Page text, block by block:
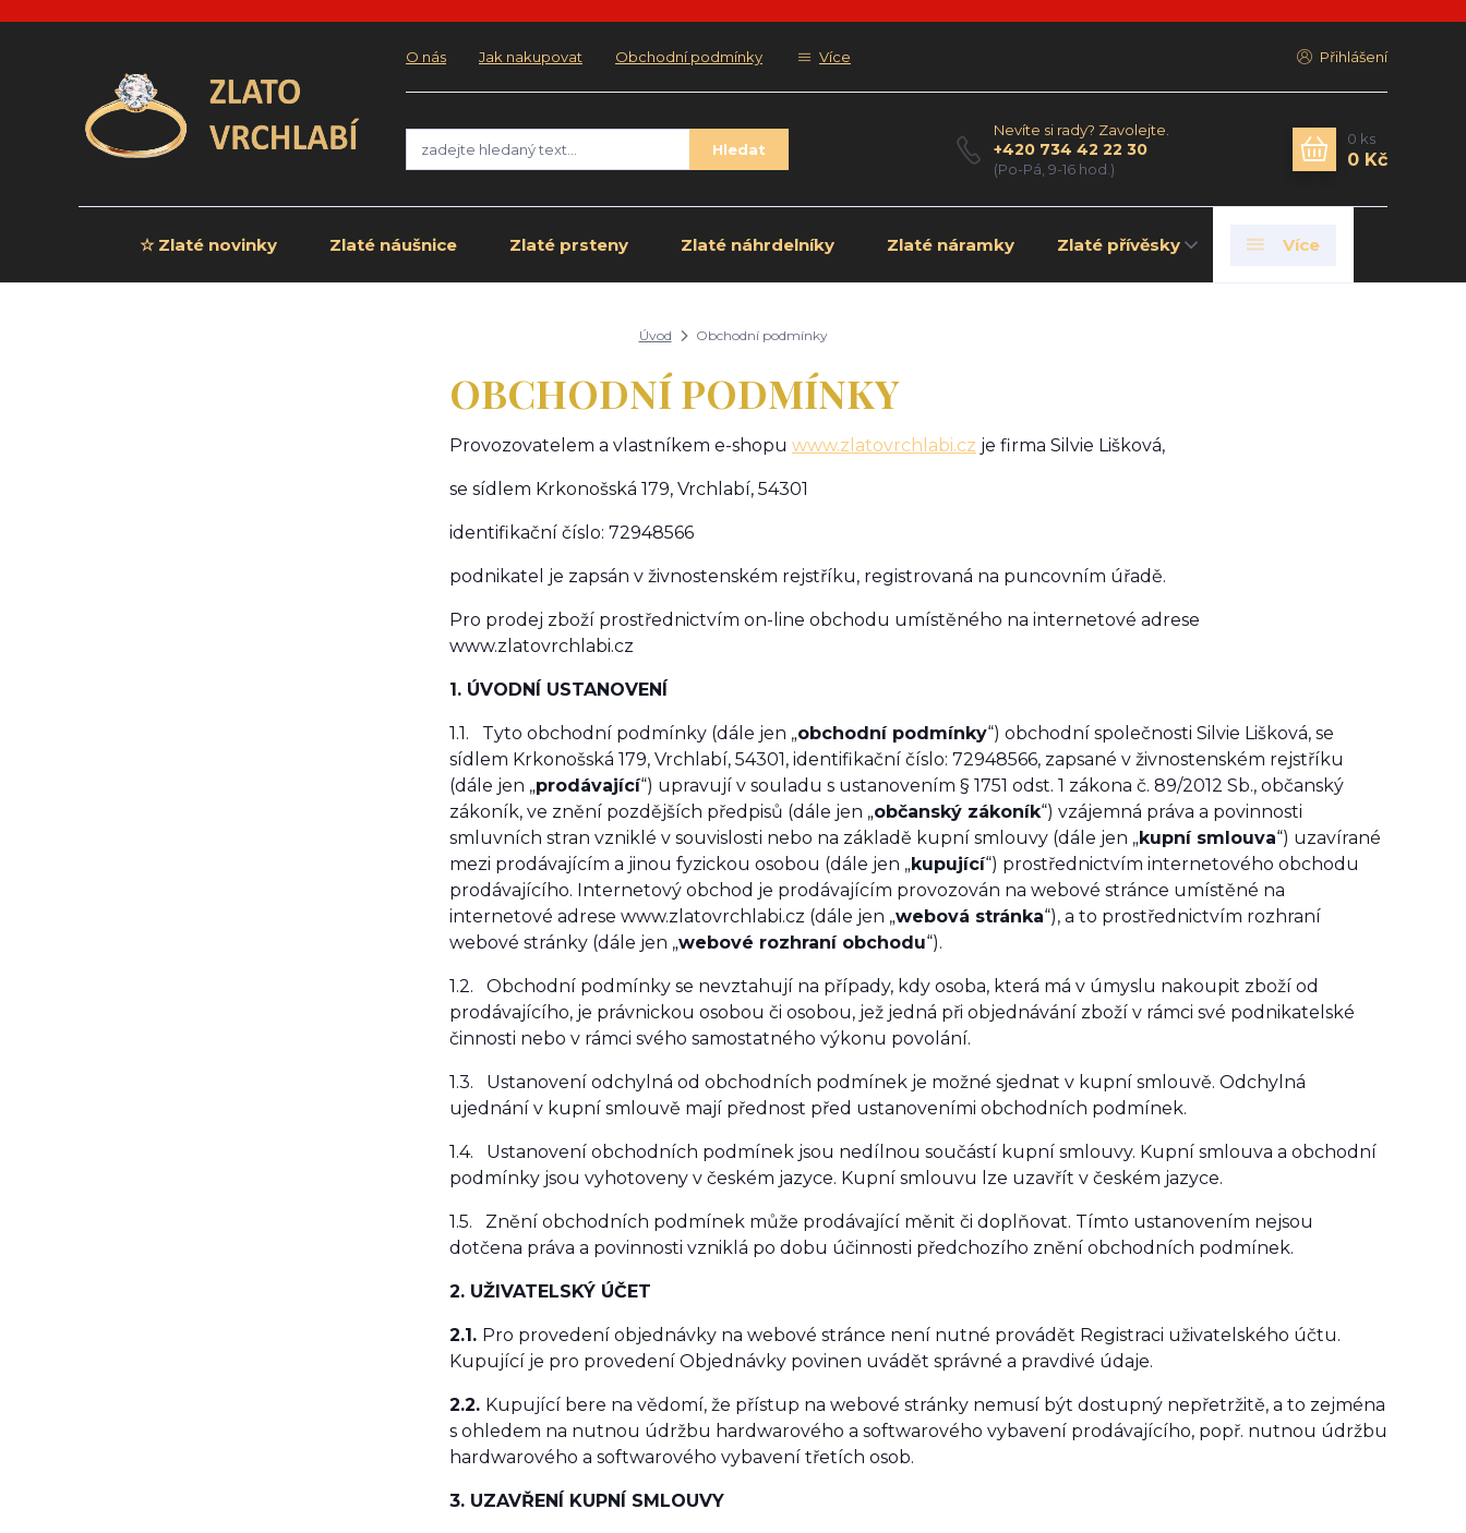
O nás Jak nakupovat Obchodní podmínky Více Přihlášení
Hledat
Nevíte si rady? Zavolejte.
+420 734 42 22 30
(Po-Pá, 9-16 hod.)
0 ks
0 Kč
☆ Zlaté novinky Zlaté náušnice Zlaté prsteny Zlaté náhrdelníky Zlaté náramky Zlaté přívěsky Více
Úvod Obchodní podmínky
OBCHODNÍ PODMÍNKY
Provozovatelem a vlastníkem e-shopu www.zlatovrchlabi.cz je firma Silvie Lišková,
se sídlem Krkonošská 179, Vrchlabí, 54301
identifikační číslo: 72948566
podnikatel je zapsán v živnostenském rejstříku, registrovaná na puncovním úřadě.
Pro prodej zboží prostřednictvím on-line obchodu umístěného na internetové adrese
www.zlatovrchlabi.cz
1. ÚVODNÍ USTANOVENÍ
1.1. Tyto obchodní podmínky (dále jen „obchodní podmínky“) obchodní společnosti Silvie Lišková, se
sídlem Krkonošská 179, Vrchlabí, 54301, identifikační číslo: 72948566, zapsané v živnostenském rejstříku
(dále jen „prodávající“) upravují v souladu s ustanovením § 1751 odst. 1 zákona č. 89/2012 Sb., občanský
zákoník, ve znění pozdějších předpisů (dále jen „občanský zákoník“) vzájemná práva a povinnosti
smluvních stran vzniklé v souvislosti nebo na základě kupní smlouvy (dále jen „kupní smlouva“) uzavírané
mezi prodávajícím a jinou fyzickou osobou (dále jen „kupující“) prostřednictvím internetového obchodu
prodávajícího. Internetový obchod je prodávajícím provozován na webové stránce umístěné na
internetové adrese www.zlatovrchlabi.cz (dále jen „webová stránka“), a to prostřednictvím rozhraní
webové stránky (dále jen „webové rozhraní obchodu“).
1.2. Obchodní podmínky se nevztahují na případy, kdy osoba, která má v úmyslu nakoupit zboží od
prodávajícího, je právnickou osobou či osobou, jež jedná při objednávání zboží v rámci své podnikatelské
činnosti nebo v rámci svého samostatného výkonu povolání.
1.3. Ustanovení odchylná od obchodních podmínek je možné sjednat v kupní smlouvě. Odchylná
ujednání v kupní smlouvě mají přednost před ustanoveními obchodních podmínek.
1.4. Ustanovení obchodních podmínek jsou nedílnou součástí kupní smlouvy. Kupní smlouva a obchodní
podmínky jsou vyhotoveny v českém jazyce. Kupní smlouvu lze uzavřít v českém jazyce.
1.5. Znění obchodních podmínek může prodávající měnit či doplňovat. Tímto ustanovením nejsou
dotčena práva a povinnosti vzniklá po dobu účinnosti předchozího znění obchodních podmínek.
2. UŽIVATELSKÝ ÚČET
2.1. Pro provedení objednávky na webové stránce není nutné provádět Registraci uživatelského účtu.
Kupující je pro provedení Objednávky povinen uvádět správné a pravdivé údaje.
2.2. Kupující bere na vědomí, že přístup na webové stránky nemusí být dostupný nepřetržitě, a to zejména
s ohledem na nutnou údržbu hardwarového a softwarového vybavení prodávajícího, popř. nutnou údržbu
hardwarového a softwarového vybavení třetích osob.
3. UZAVŘENÍ KUPNÍ SMLOUVY